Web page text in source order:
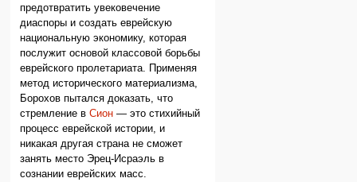
предотвратить увековечение
диаспоры и создать еврейскую
национальную экономику, которая
послужит основой классовой борьбы
еврейского пролетариата. Применяя
метод исторического материализма,
Борохов пытался доказать, что
стремление вСион — это стихийный
процесс еврейской истории, и
никакая другая страна не сможет
занять место Эрец-Исраэль в
сознании еврейских масс.